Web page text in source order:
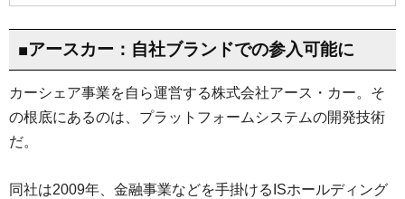
■アースカー：自社ブランドでの参入可能に
カーシェア事業を自ら運営する株式会社アース・カー。そ
の根底にあるのは、プラットフォームシステムの開発技術
だ。
同社は2009年、金融事業などを手掛けるISホールディング